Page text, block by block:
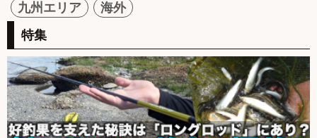
九州エリア
海外
特集